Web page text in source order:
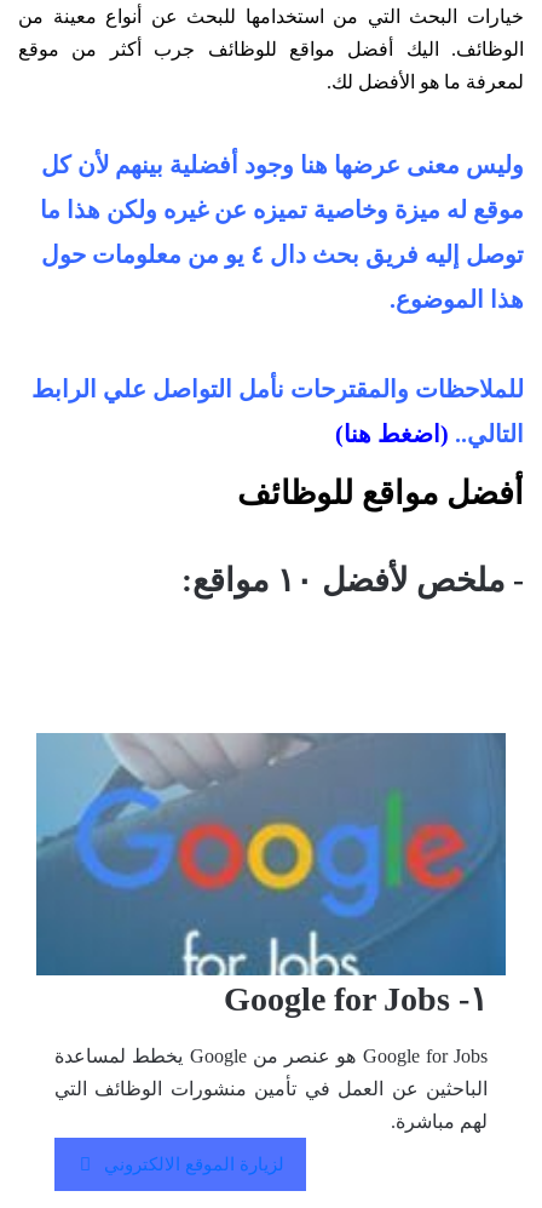
خيارات البحث التي من استخدامها للبحث عن أنواع معينة من
الوظائف. اليك أفضل مواقع للوظائف جرب أكثر من موقع
لمعرفة ما هو الأفضل لك.
وليس معنى عرضها هنا وجود أ فضلية بينهم لأن كل
موقع له ميزة وخاصية تميزه عن غيره ولكن هذا ما
توصل إليه فريق بحث دال ٤ يو من معلومات حول
هذا الموضوع.
للملاحظات والمقترحات نأمل التواصل علي الرابط
التالي.. (اضغط هنا)
أفضل مواقع للوظائف
- ملخص لأفضل ١٠ مواقع:
١- Google for Jobs
Google for Jobs هو عنصر من Google يخطط لمساعدة
الباحثين عن العمل في تأمين منشورات الوظائف التي
لهم مباشرة.
لزيارة الموقع الالكتروني